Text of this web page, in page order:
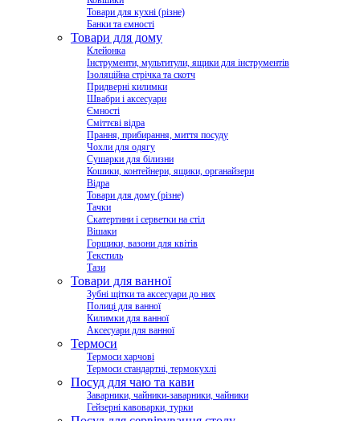
Товари для кухні (різне)
Банки та ємності
Товари для дому
Клейонка
Інструменти, мультитули, ящики для інструментів
Ізоляційна стрічка та скотч
Придверні килимки
Швабри і аксесуари
Ємності
Сміттєві відра
Прання, прибирання, миття посуду
Чохли для одягу
Сушарки для білизни
Кошики, контейнери, ящики, органайзери
Відра
Товари для дому (різне)
Тачки
Скатертини і серветки на стіл
Вішаки
Горщики, вазони для квітів
Текстиль
Тази
Товари для ванної
Зубні щітки та аксесуари до них
Полиці для ванної
Килимки для ванної
Аксесуари для ванної
Термоси
Термоси харчові
Термоси стандартні, термокухлі
Посуд для чаю та кави
Заварники, чайники-заварники, чайники
Гейзерні кавоварки, турки